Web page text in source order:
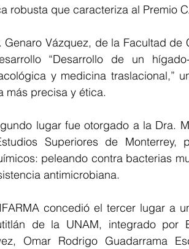
robusta que caracteriza al Premio
Genaro Vázquez, de la Facultad
“Desarrollo de un
y medicina traslacional,”
más precisa y ética.
lugar fue otorgado a la Dra.
Superiores de Monterrey,
peleando contra bacterias
antimicrobiana.
concedió el tercer lugar a
de la UNAM, integrado por
Omar Rodrigo Guadarrama